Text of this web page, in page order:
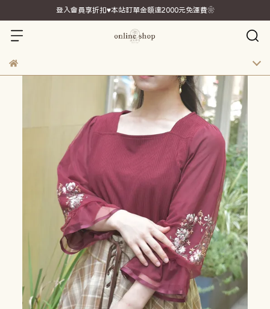
登入會員享折扣♥本站訂單金額達2000元免運費❀